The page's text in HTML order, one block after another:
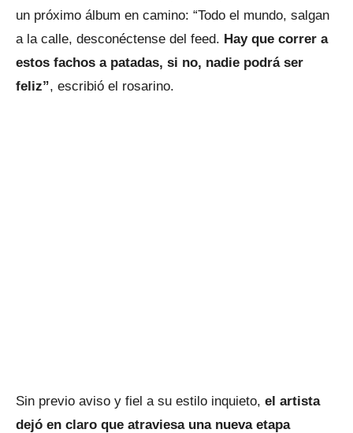
un próximo álbum en camino: “Todo el mundo, salgan
a la calle, desconéctense del feed. Hay que correr a
estos fachos a patadas, si no, nadie podrá ser
feliz”, escribió el rosarino.
Sin previo aviso y fiel a su estilo inquieto, el artista
dejó en claro que atraviesa una nueva etapa